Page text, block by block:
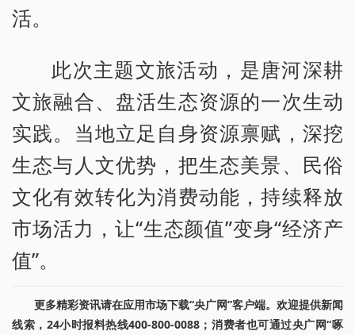
活。
此次主题文旅活动，是唐河深耕
文旅融合、盘活生态资源的一次生动
实践。当地立足自身资源禀赋，深挖
生态与人文优势，把生态美景、民俗
文化有效转化为消费动能，持续释放
市场活力，让“生态颜值”变身“经济产
值”。
更多精彩资讯请在应用市场下载“央广网”客户端。欢迎提供新闻
线索，24小时报料热线400-800-0088；消费者也可通过央广网“啄